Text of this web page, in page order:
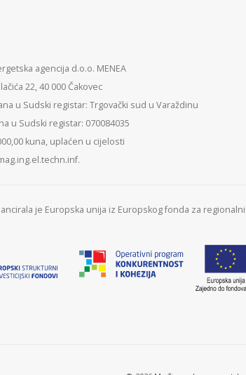
agencija d.o.o. MENEA
22, 40 000 Čakovec
u Sudski registar: Trgovački sud u Varaždinu
u Sudski registar: 070084035
kuna, uplaćen u cijelosti
je Europska unija iz Europskog fonda za regionalni